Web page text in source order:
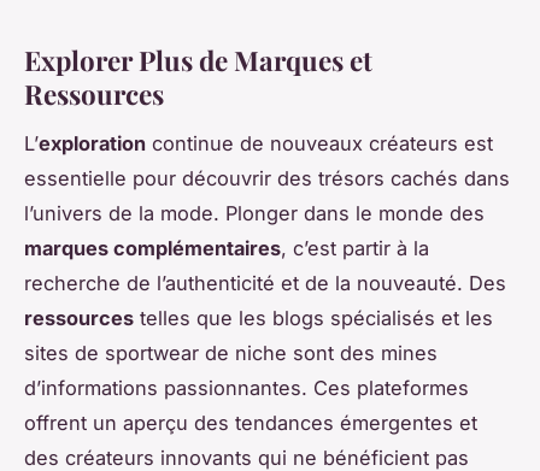
Explorer Plus de Marques et
Ressources
L’exploration continue de nouveaux créateurs est
essentielle pour découvrir des trésors cachés dans
l’univers de la mode. Plonger dans le monde des
marques complémentaires, c’est partir à la
recherche de l’authenticité et de la nouveauté. Des
ressources telles que les blogs spécialisés et les
sites de sportwear de niche sont des mines
d’informations passionnantes. Ces plateformes
offrent un aperçu des tendances émergentes et
des créateurs innovants qui ne bénéficient pas